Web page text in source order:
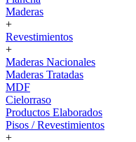
Maderas
+
Revestimientos
+
Maderas Nacionales
Maderas Tratadas
MDF
Cielorraso
Productos Elaborados
Pisos / Revestimientos
+